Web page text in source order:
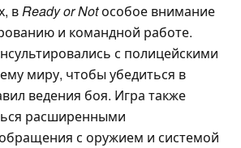
вReady or Notособое внимание
и командной работе.
с полицейскими
миру, чтобы убедиться в
ведения боя. Игра также
расширенными
с оружием и системой